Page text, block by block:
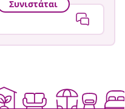
Συνιστάται